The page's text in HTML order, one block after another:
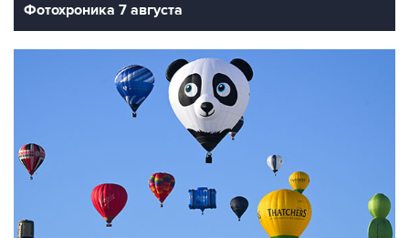
Фотохроника 7 августа